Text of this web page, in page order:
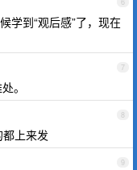
学到“观后感”了，现在
7
。
8
上来发
9